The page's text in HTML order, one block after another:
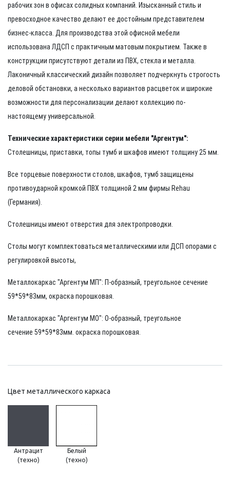
рабочих зон в офисах солидных компаний. Изысканный стиль и
превосходное качество делают ее достойным представителем
бизнес-класса. Для производства этой офисной мебели
использована ЛДСП с практичным матовым покрытием. Также в
конструкции присутствуют детали из ПВХ, стекла и металла.
Лаконичный классический дизайн позволяет подчеркнуть строгость
деловой обстановки, а несколько вариантов расцветок и широкие
возможности для персонализации делают коллекцию по-
настоящему универсальной.
Технические характеристики серии мебели "Аргентум":
Столешницы, приставки, топы тумб и шкафов имеют толщину 25 мм.
Все торцевые поверхности столов, шкафов, тумб защищены
противоударной кромкой ПВХ толщиной 2 мм фирмы Rehau
(Германия).
Столешницы имеют отверстия для электропроводки.
Столы могут комплектоваться металлическими или ДСП опорами с
регулировкой высоты,
Металлокаркас "Аргентум МП": П-образный, треугольное сечение
59*59*83мм, окраска порошковая.
Металлокаркас "Аргентум МО": О-образный, треугольное
сечение 59*59*83мм. окраска порошковая.
Цвет металлического каркаса
Антрацит
(техно)
Белый
(техно)